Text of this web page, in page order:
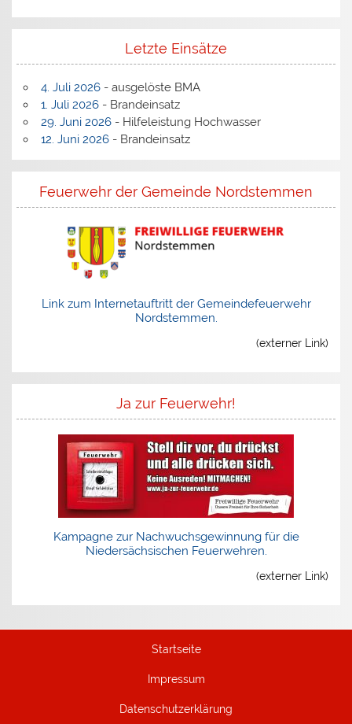
Letzte Einsätze
4. Juli 2026- ausgelöste BMA
1. Juli 2026- Brandeinsatz
29. Juni 2026- Hilfeleistung Hochwasser
12. Juni 2026- Brandeinsatz
Feuerwehr der Gemeinde Nordstemmen
Link zum Internetauftritt der Gemeindefeuerwehr
Nordstemmen.
(externer Link)
Ja zur Feuerwehr!
Kampagne zur Nachwuchsgewinnung für die
Niedersächsischen Feuerwehren.
(externer Link)
Startseite
Impressum
Datenschutzerklärung